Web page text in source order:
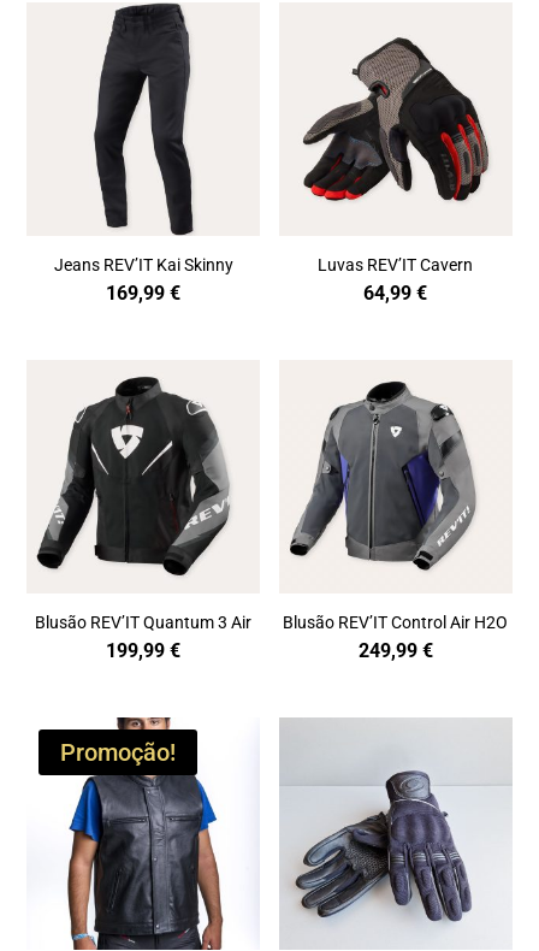
Jeans REV’IT Kai Skinny
169,99€
Luvas REV’IT Cavern
64,99€
Blusão REV’IT Quantum 3 Air
199,99€
Blusão REV’IT Control Air H2O
249,99 €
Promoção!